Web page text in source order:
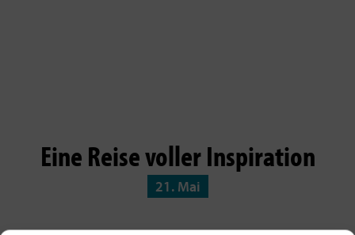
Eine Reise voller Inspiration
21. Mai